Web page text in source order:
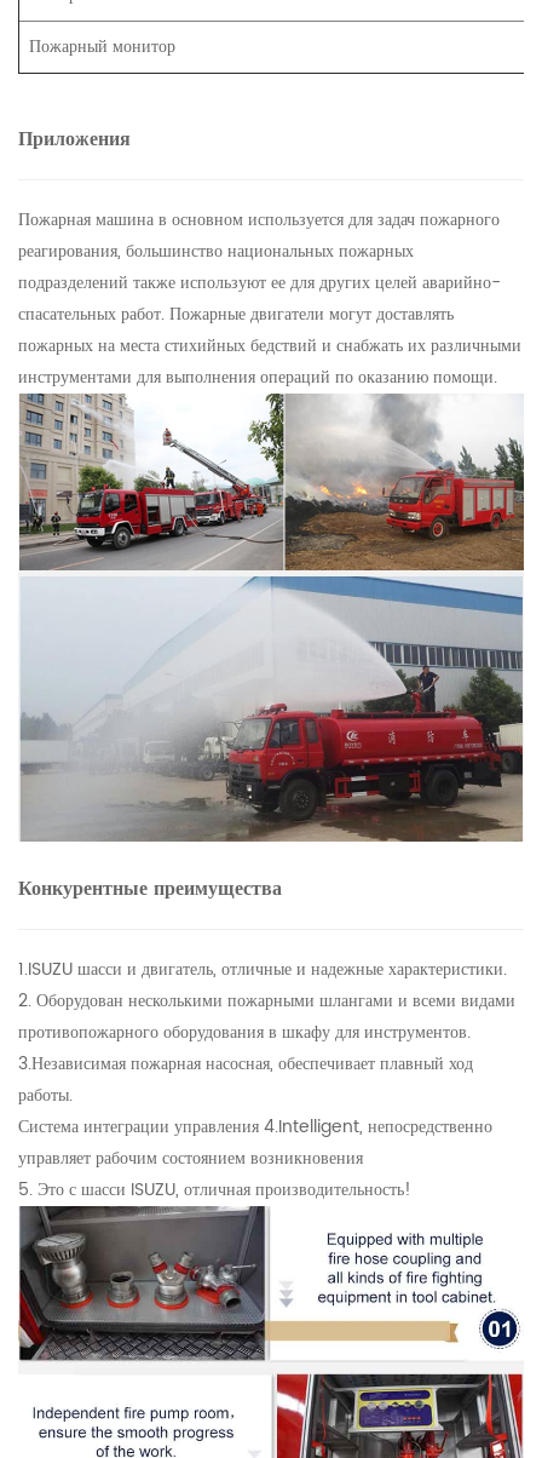
Пожарный монитор
Приложения
Пожарная машина в основном используется для задач пожарного
реагирования, большинство национальных пожарных
подразделений также используют ее для других целей аварийно-
спасательных работ. Пожарные двигатели могут доставлять
пожарных на места стихийных бедствий и снабжать их различными
инструментами для выполнения операций по оказанию помощи.
Конкурентные преимущества
1.ISUZU шасси и двигатель, отличные и надежные характеристики.
2. Оборудован несколькими пожарными шлангами и всеми видами
противопожарного оборудования в шкафу для инструментов.
3.Независимая пожарная насосная, обеспечивает плавный ход
работы.
Система интеграции управления 4.Intelligent, непосредственно
управляет рабочим состоянием возникновения
5. Это с шасси ISUZU, отличная производительность!